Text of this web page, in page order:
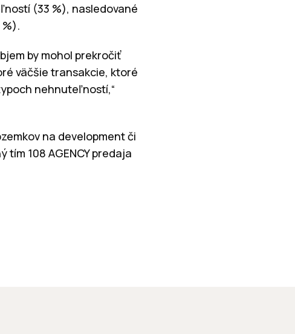
(33 %), nasledované
by mohol prekročiť
väčšie transakcie, ktoré
nehnuteľností,“
na development či
108 AGENCY predaja